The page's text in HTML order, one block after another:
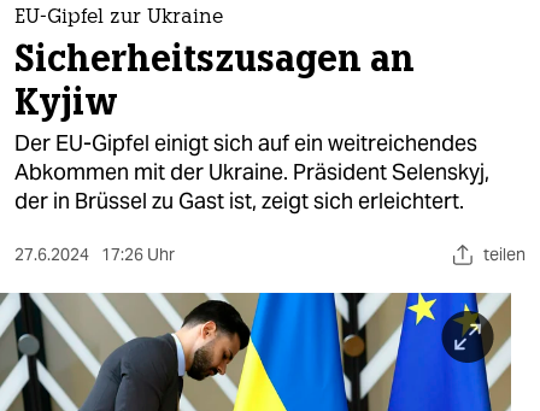
themen
politik
öko
gesellschaft
sport
berlin
nord
EU-Gipfel zur Ukraine
Sicherheitszusagen an
Kyjiw
Der EU-Gipfel einigt sich auf ein weitreichendes
Abkommen mit der Ukraine. Präsident Selenskyj,
der in Brüssel zu Gast ist, zeigt sich erleichtert.
27.6.2024 17:26 Uhr teilen